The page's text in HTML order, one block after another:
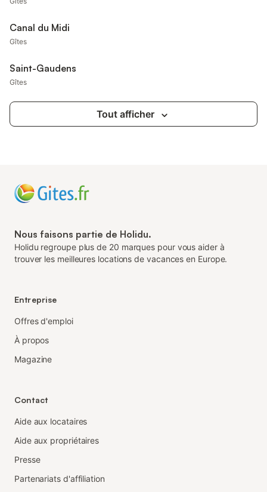
Canal du Midi
Gîtes
Saint-Gaudens
Gîtes
Tout afficher
Nous faisons partie de Holidu.
Holidu regroupe plus de 20 marques pour vous aider à
trouver les meilleures locations de vacances en Europe.
Entreprise
Offres d'emploi
À propos
Magazine
Contact
Aide aux locataires
Aide aux propriétaires
Presse
Partenariats d'affiliation